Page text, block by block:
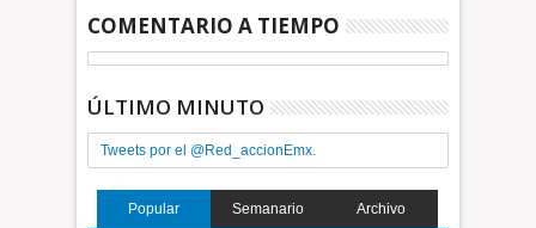
COMENTARIO A TIEMPO
ÚLTIMO MINUTO
Tweets por el @Red_accionEmx.
Popular Semanario Archivo